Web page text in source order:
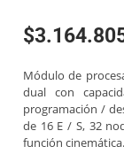
$
Módulo de
dual con
programación /
de 16 E / S, 32
función cinemática.